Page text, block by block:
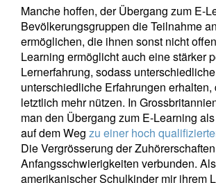
Manche hoffen, der Übergang zum E-
Bevölkerungsgruppen die Teilnahme
ermöglichen, die ihnen sonst nicht
Learning ermöglicht auch eine stärker
Lernerfahrung, sodass
unterschiedliche Erfahrungen erhalten,
letztlich mehr nützen. In
man den Übergang zum E-Learning
auf dem Weg zu einer hoch
Die Vergrösserung der
Anfangsschwierigkeiten verbunden.
amerikanischer Schulkinder mir ihrem